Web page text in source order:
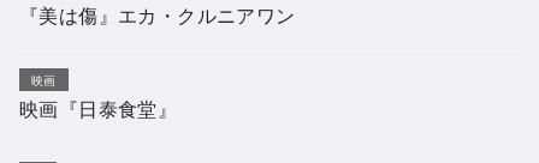
『美は傷』エカ・クルニアワン
映画
映画『日泰食堂』